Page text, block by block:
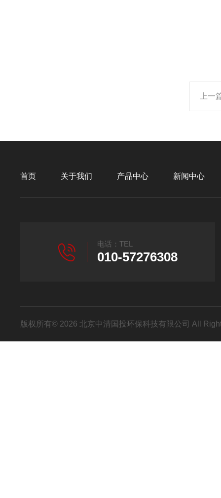
上一
首页 关于我们 产品中心 新闻中心
电话：TEL
010-57276308
版权所有© 2026 北京中清国投环保科技有限公司 All